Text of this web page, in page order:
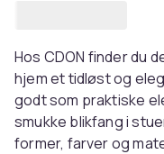
Hos CDON finder du
hjem et tidløst og
godt som praktiske
smukke blikfang i
former, farver og